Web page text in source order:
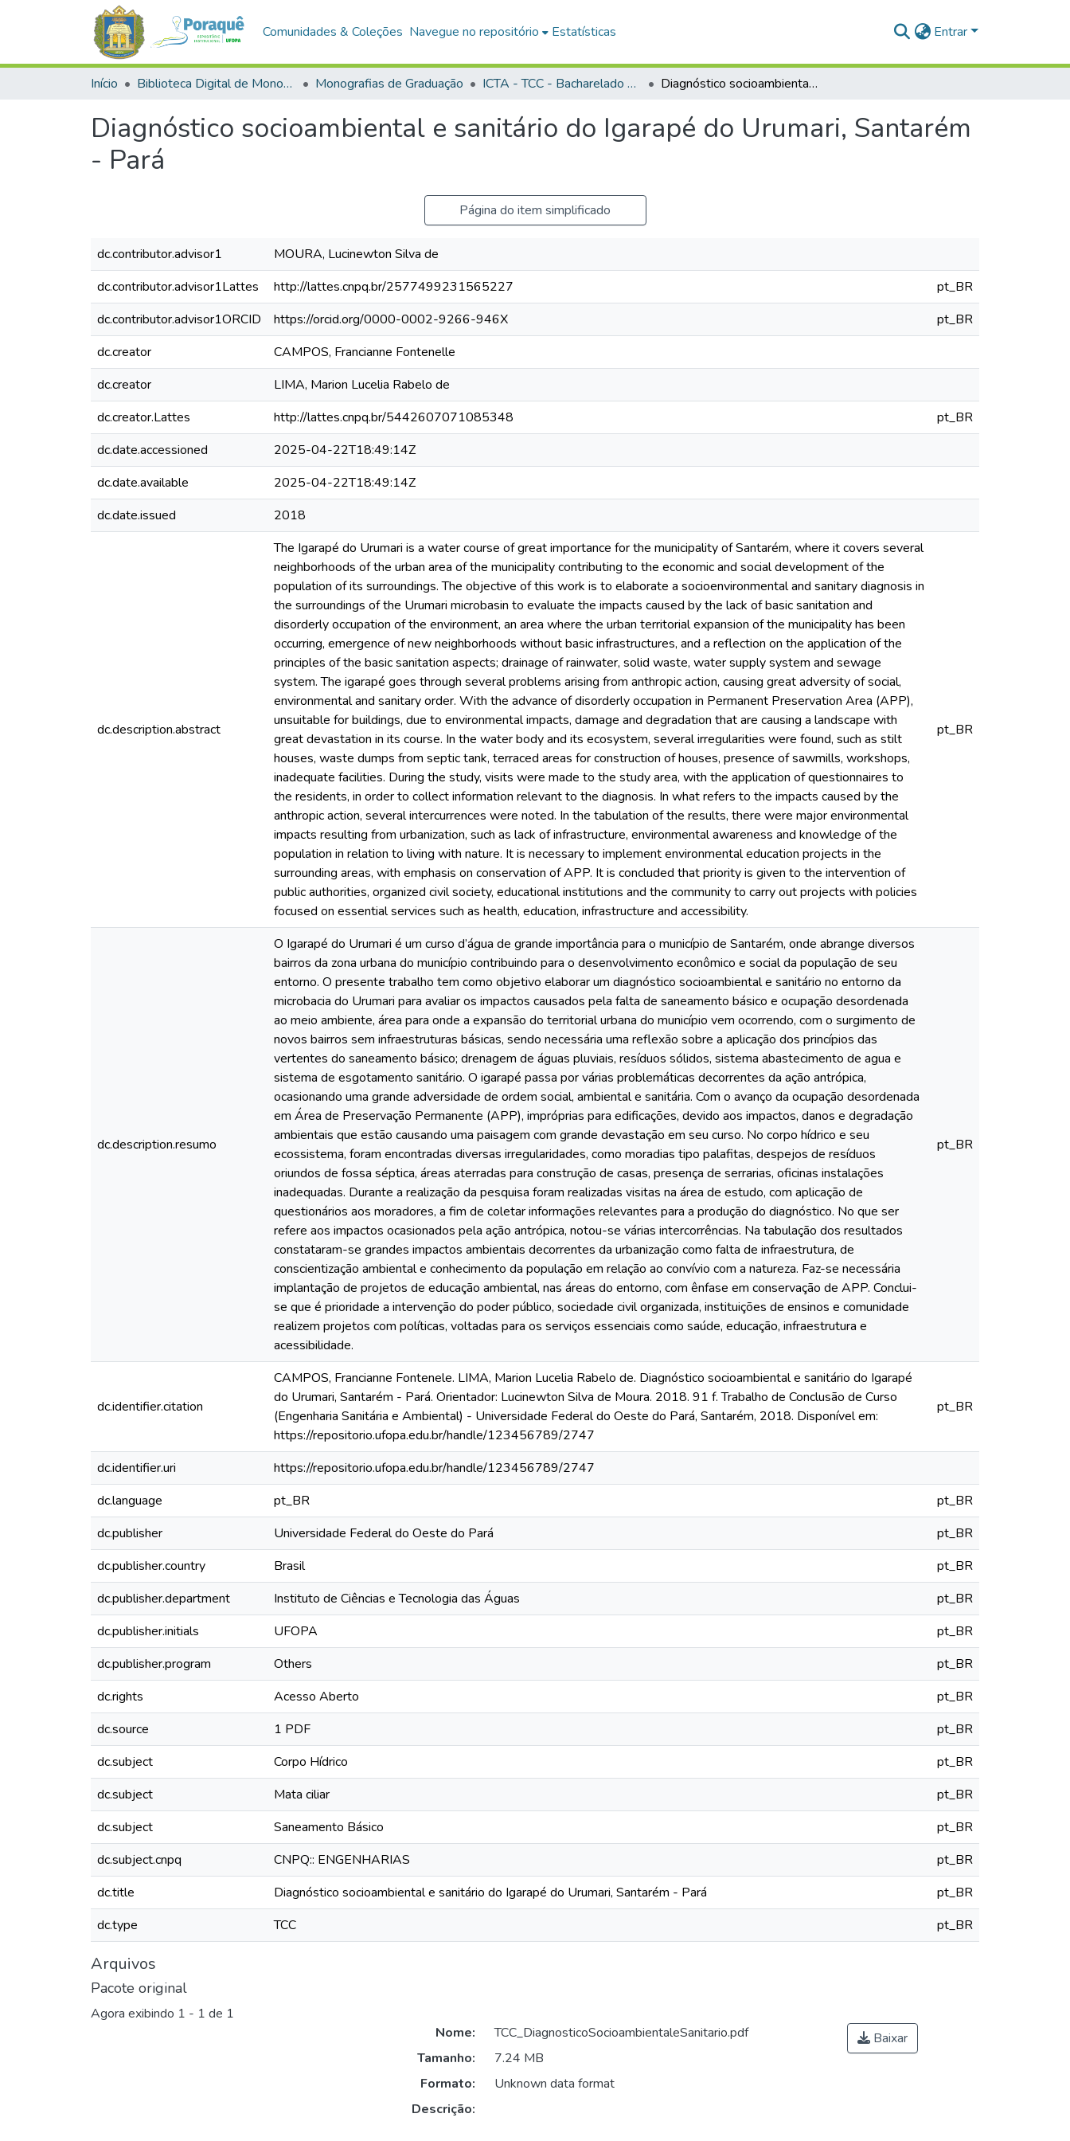
Comunidades & Coleções Navegue no repositório Estatísticas Entrar
Início Biblioteca Digital de Monografias (BDM) Monografias de Graduação ICTA - TCC - Bacharelado em Engenharia Sanitária e Ambiental Diagnóstico socioambiental e sanitário do Igarapé do Urumari, Santarém - Pará
Diagnóstico socioambiental e sanitário do Igarapé do Urumari, Santarém
- Pará
Página do item simplificado
dc.contributor.advisor1
MOURA, Lucinewton Silva de
dc.contributor.advisor1Lattes
http://lattes.cnpq.br/2577499231565227
pt_BR
dc.contributor.advisor1ORCID
https://orcid.org/0000-0002-9266-946X
pt_BR
dc.creator
CAMPOS, Francianne Fontenelle
dc.creator
LIMA, Marion Lucelia Rabelo de
dc.creator.Lattes
http://lattes.cnpq.br/5442607071085348
pt_BR
dc.date.accessioned
2025-04-22T18:49:14Z
dc.date.available
2025-04-22T18:49:14Z
dc.date.issued
2018
dc.description.abstract
The Igarapé do Urumari is a water course of great importance for the municipality of Santarém, where it covers several
neighborhoods of the urban area of the municipality contributing to the economic and social development of the
population of its surroundings. The objective of this work is to elaborate a socioenvironmental and sanitary diagnosis in
the surroundings of the Urumari microbasin to evaluate the impacts caused by the lack of basic sanitation and
disorderly occupation of the environment, an area where the urban territorial expansion of the municipality has been
occurring, emergence of new neighborhoods without basic infrastructures, and a reflection on the application of the
principles of the basic sanitation aspects; drainage of rainwater, solid waste, water supply system and sewage
system. The igarapé goes through several problems arising from anthropic action, causing great adversity of social,
environmental and sanitary order. With the advance of disorderly occupation in Permanent Preservation Area (APP),
unsuitable for buildings, due to environmental impacts, damage and degradation that are causing a landscape with
great devastation in its course. In the water body and its ecosystem, several irregularities were found, such as stilt
houses, waste dumps from septic tank, terraced areas for construction of houses, presence of sawmills, workshops,
inadequate facilities. During the study, visits were made to the study area, with the application of questionnaires to
the residents, in order to collect information relevant to the diagnosis. In what refers to the impacts caused by the
anthropic action, several intercurrences were noted. In the tabulation of the results, there were major environmental
impacts resulting from urbanization, such as lack of infrastructure, environmental awareness and knowledge of the
population in relation to living with nature. It is necessary to implement environmental education projects in the
surrounding areas, with emphasis on conservation of APP. It is concluded that priority is given to the intervention of
public authorities, organized civil society, educational institutions and the community to carry out projects with policies
focused on essential services such as health, education, infrastructure and accessibility.
pt_BR
dc.description.resumo
O Igarapé do Urumari é um curso d’água de grande importância para o município de Santarém, onde abrange diversos
bairros da zona urbana do município contribuindo para o desenvolvimento econômico e social da população de seu
entorno. O presente trabalho tem como objetivo elaborar um diagnóstico socioambiental e sanitário no entorno da
microbacia do Urumari para avaliar os impactos causados pela falta de saneamento básico e ocupação desordenada
ao meio ambiente, área para onde a expansão do territorial urbana do município vem ocorrendo, com o surgimento de
novos bairros sem infraestruturas básicas, sendo necessária uma reflexão sobre a aplicação dos princípios das
vertentes do saneamento básico; drenagem de águas pluviais, resíduos sólidos, sistema abastecimento de agua e
sistema de esgotamento sanitário. O igarapé passa por várias problemáticas decorrentes da ação antrópica,
ocasionando uma grande adversidade de ordem social, ambiental e sanitária. Com o avanço da ocupação desordenada
em Área de Preservação Permanente (APP), impróprias para edificações, devido aos impactos, danos e degradação
ambientais que estão causando uma paisagem com grande devastação em seu curso. No corpo hídrico e seu
ecossistema, foram encontradas diversas irregularidades, como moradias tipo palafitas, despejos de resíduos
oriundos de fossa séptica, áreas aterradas para construção de casas, presença de serrarias, oficinas instalações
inadequadas. Durante a realização da pesquisa foram realizadas visitas na área de estudo, com aplicação de
questionários aos moradores, a fim de coletar informações relevantes para a produção do diagnóstico. No que ser
refere aos impactos ocasionados pela ação antrópica, notou-se várias intercorrências. Na tabulação dos resultados
constataram-se grandes impactos ambientais decorrentes da urbanização como falta de infraestrutura, de
conscientização ambiental e conhecimento da população em relação ao convívio com a natureza. Faz-se necessária
implantação de projetos de educação ambiental, nas áreas do entorno, com ênfase em conservação de APP. Conclui-
se que é prioridade a intervenção do poder público, sociedade civil organizada, instituições de ensinos e comunidade
realizem projetos com políticas, voltadas para os serviços essenciais como saúde, educação, infraestrutura e
acessibilidade.
pt_BR
dc.identifier.citation
CAMPOS, Francianne Fontenele. LIMA, Marion Lucelia Rabelo de. Diagnóstico socioambiental e sanitário do Igarapé
do Urumari, Santarém - Pará. Orientador: Lucinewton Silva de Moura. 2018. 91 f. Trabalho de Conclusão de Curso
(Engenharia Sanitária e Ambiental) - Universidade Federal do Oeste do Pará, Santarém, 2018. Disponível em:
https://repositorio.ufopa.edu.br/handle/123456789/2747
pt_BR
dc.identifier.uri
https://repositorio.ufopa.edu.br/handle/123456789/2747
dc.language
pt_BR
pt_BR
dc.publisher
Universidade Federal do Oeste do Pará
pt_BR
dc.publisher.country
Brasil
pt_BR
dc.publisher.department
Instituto de Ciências e Tecnologia das Águas
pt_BR
dc.publisher.initials
UFOPA
pt_BR
dc.publisher.program
Others
pt_BR
dc.rights
Acesso Aberto
pt_BR
dc.source
1 PDF
pt_BR
dc.subject
Corpo Hídrico
pt_BR
dc.subject
Mata ciliar
pt_BR
dc.subject
Saneamento Básico
pt_BR
dc.subject.cnpq
CNPQ:: ENGENHARIAS
pt_BR
dc.title
Diagnóstico socioambiental e sanitário do Igarapé do Urumari, Santarém - Pará
pt_BR
dc.type
TCC pt_BR
Arquivos
Pacote original
Agora exibindo 1 - 1 de 1
Nome:
TCC_DiagnosticoSocioambientaleSanitario.pdf
Tamanho:
7.24 MB
Formato:
Unknown data format
Descrição:
Baixar